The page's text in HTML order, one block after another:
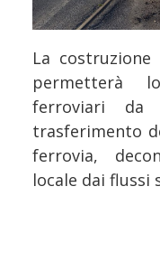
La
permetterà
ferroviari
trasferimento
ferrovia,
locale dai flussi